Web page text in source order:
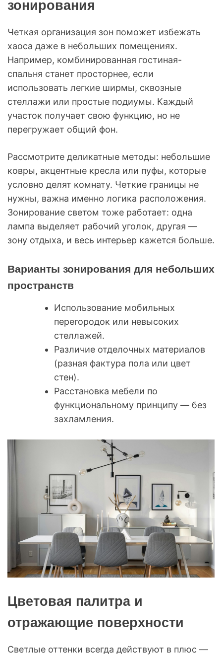
зонирования
Четкая организация зон поможет избежать
хаоса даже в небольших помещениях.
Например, комбинированная гостиная-
спальня станет просторнее, если
использовать легкие ширмы, сквозные
стеллажи или простые подиумы. Каждый
участок получает свою функцию, но не
перегружает общий фон.
Рассмотрите деликатные методы: небольшие
ковры, акцентные кресла или пуфы, которые
условно делят комнату. Четкие границы не
нужны, важна именно логика расположения.
Зонирование светом тоже работает: одна
лампа выделяет рабочий уголок, другая —
зону отдыха, и весь интерьер кажется больше.
Варианты зонирования для небольших
пространств
Использование мобильных
перегородок или невысоких
стеллажей.
Различие отделочных материалов
(разная фактура пола или цвет
стен).
Расстановка мебели по
функциональному принципу — без
захламления.
Цветовая палитра и
отражающие поверхности
Светлые оттенки всегда действуют в плюс —